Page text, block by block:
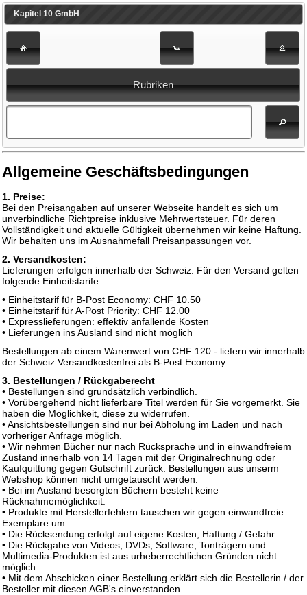
Kapitel 10 GmbH
Rubriken
Allgemeine Geschäftsbedingungen
1. Preise:
Bei den Preisangaben auf unserer Webseite handelt es sich um
unverbindliche Richtpreise inklusive Mehrwertsteuer. Für deren
Vollständigkeit und aktuelle Gültigkeit übernehmen wir keine Haftung.
Wir behalten uns im Ausnahmefall Preisanpassungen vor.
2. Versandkosten:
Lieferungen erfolgen innerhalb der Schweiz. Für den Versand gelten
folgende Einheitstarife:
• Einheitstarif für B-Post Economy: CHF 10.50
• Einheitstarif für A-Post Priority: CHF 12.00
• Expresslieferungen: effektiv anfallende Kosten
• Lieferungen ins Ausland sind nicht möglich
Bestellungen ab einem Warenwert von CHF 120.- liefern wir innerhalb
der Schweiz Versandkostenfrei als B-Post Economy.
3. Bestellungen / Rückgaberecht
• Bestellungen sind grundsätzlich verbindlich.
• Vorübergehend nicht lieferbare Titel werden für Sie vorgemerkt. Sie
haben die Möglichkeit, diese zu widerrufen.
• Ansichtsbestellungen sind nur bei Abholung im Laden und nach
vorheriger Anfrage möglich.
• Wir nehmen Bücher nur nach Rücksprache und in einwandfreiem
Zustand innerhalb von 14 Tagen mit der Originalrechnung oder
Kaufquittung gegen Gutschrift zurück. Bestellungen aus unserm
Webshop können nicht umgetauscht werden.
• Bei im Ausland besorgten Büchern besteht keine
Rücknahmemöglichkeit.
• Produkte mit Herstellerfehlern tauschen wir gegen einwandfreie
Exemplare um.
• Die Rücksendung erfolgt auf eigene Kosten, Haftung / Gefahr.
• Die Rückgabe von Videos, DVDs, Software, Tonträgern und
Multimedia-Produkten ist aus urheberrechtlichen Gründen nicht
möglich.
• Mit dem Abschicken einer Bestellung erklärt sich die Bestellerin / der
Besteller mit diesen AGB's einverstanden.